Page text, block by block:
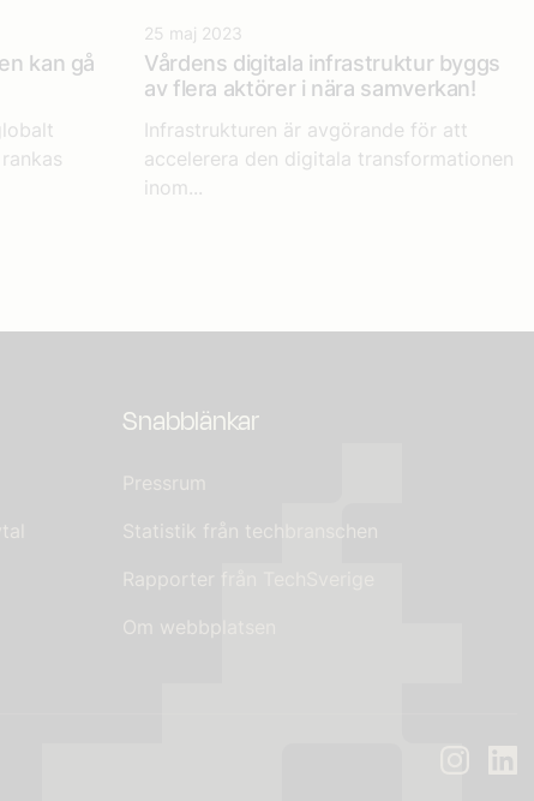
kan gå
25 maj 2023
Vårdens digitala infrastruktur​ byggs
av flera aktörer i nära samverkan!
Infrastrukturen är avgörande för att
accelerera den digitala transformationen
inom...
Snabblänkar
Pressrum
Statistik från techbranschen
Rapporter från TechSverige
Om webbplatsen